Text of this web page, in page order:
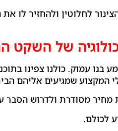
לחלוטין ולהחזיר לו
של השקט
עמוק. כולנו צפינו
המקצוע שמגיעים אליהם
מחיר מסודרת ולדרוש הסבר
לכולם.